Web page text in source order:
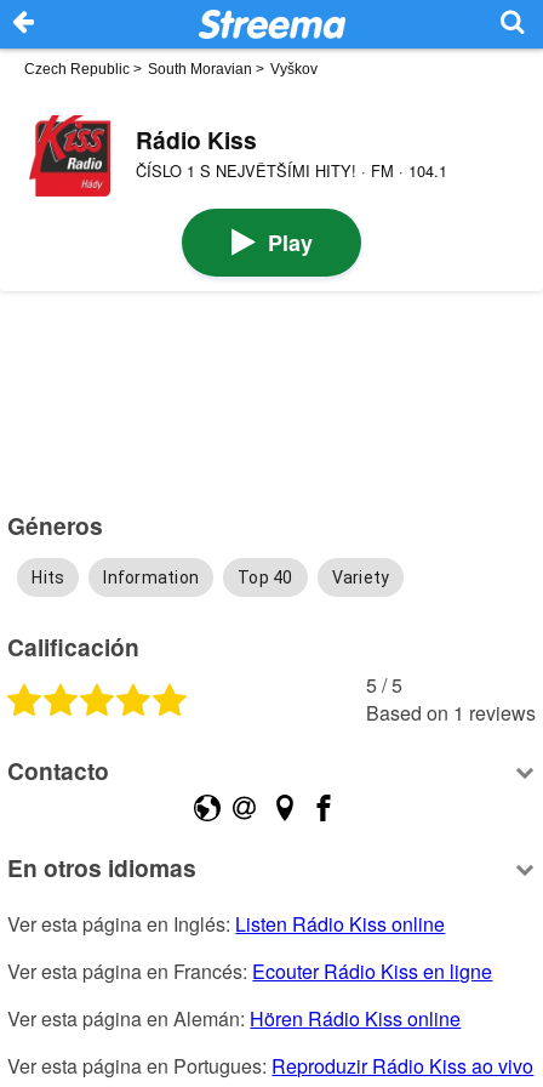
Czech Republic > South Moravian > Vyškov
Rádio Kiss
ČÍSLO 1 S NEJVĚTŠÍMI HITY! · FM · 104.1
Play
Géneros
Hits Information Top 40 Variety
Calificación
5 /5
Based on 1 reviews
Contacto
En otros idiomas
Ver esta página en Inglés: Listen Rádio Kiss online
Ver esta página en Francés: Ecouter Rádio Kiss en ligne
Ver esta página en Alemán: Hören Rádio Kiss online
Ver esta página en Portugues: Reproduzir Rádio Kiss ao vivo